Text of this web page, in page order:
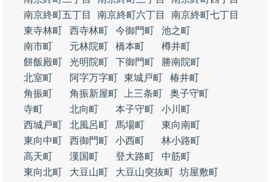
南京終町五丁目
南京終町六丁目
南京終町七丁目
東寺林町
西寺林町 今御門町
池之町
南市町
元林院町 橋本町
樽井町
餅飯殿町
光明院町 下御門町
勝南院町
北室町
阿字万字町 東城戸町
椿井町
角振町
角振新屋町 上三条町
奥子守町
寺町
北向町 本子守町
小川町
西城戸町
北風呂町 馬場町
東向南町
東向中町
西御門町 小西町
林小路町
高天町
漢国町 登大路町
中筋町
東向北町
大豆山町 大豆山突抜町 坊屋敷町